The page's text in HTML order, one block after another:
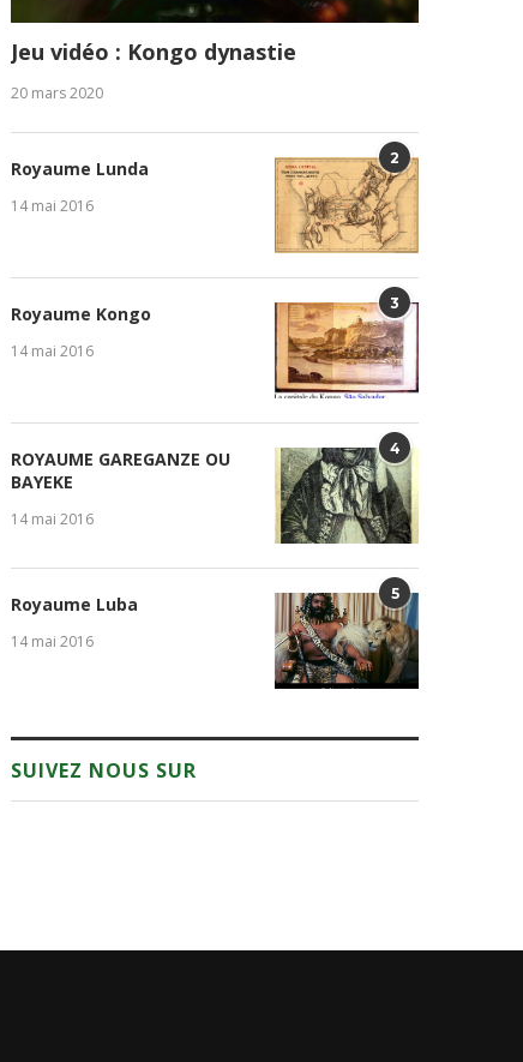
Jeu vidéo : Kongo dynastie
20 mars 2020
2
Royaume Lunda
14 mai 2016
3
Royaume Kongo
14 mai 2016
4
ROYAUME GAREGANZE OU
BAYEKE
14 mai 2016
5
Royaume Luba
14 mai 2016
SUIVEZ NOUS SUR